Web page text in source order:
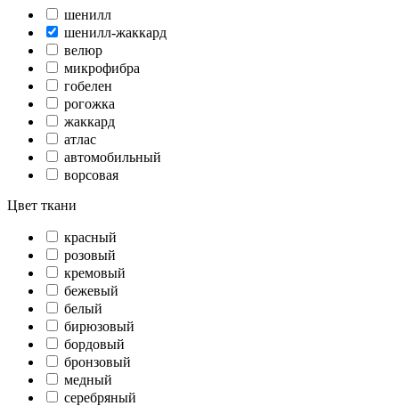
шенилл
шенилл-жаккард
велюр
микрофибра
гобелен
рогожка
жаккард
атлас
автомобильный
ворсовая
Цвет ткани
красный
розовый
кремовый
бежевый
белый
бирюзовый
бордовый
бронзовый
медный
серебряный